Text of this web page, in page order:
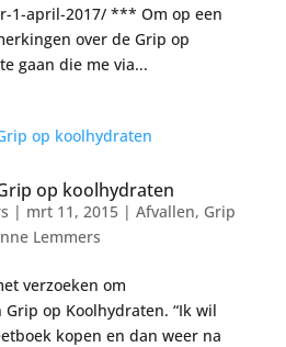
1-april-2017/ *** Om op een
over de Grip op
gaan die me via...
op koolhydraten
| mrt 11, 2015| Afvallen, Grip
Lemmers
verzoeken om
Grip op Koolhydraten. “Ik wil
kopen en dan weer na